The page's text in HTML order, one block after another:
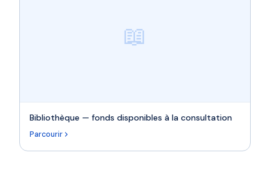
📖
Bibliothèque — fonds disponibles à la consultation
Parcourir